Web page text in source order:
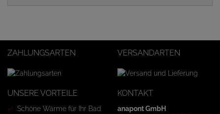
ZAHLUNGSARTEN VERSANDARTEN
UNSERE VORTEILE
Schöne Wärme für Ihr Bad
KONTAKT
anapont GmbH